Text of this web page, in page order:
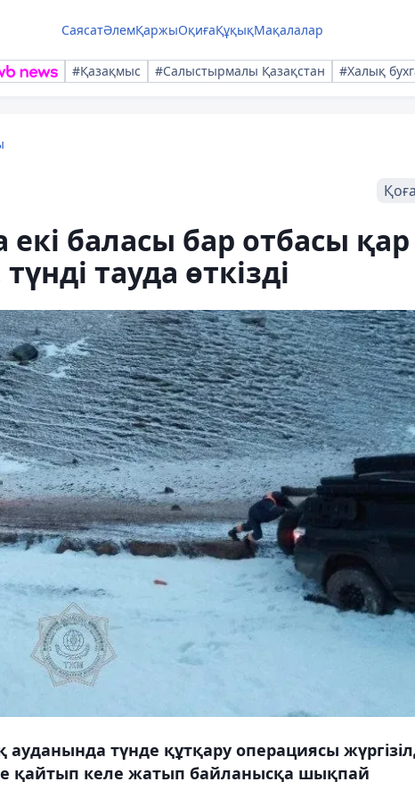
СаясатӘлемҚаржыОқиғаҚұқықМақалалар
#Қазақмыс #Салыстырмалы Қазақстан #Халық
баласы бар отбасы қар
тауда өткізді
түнде құтқару операциясы
қайтып келе жатып байланысқа шықпай